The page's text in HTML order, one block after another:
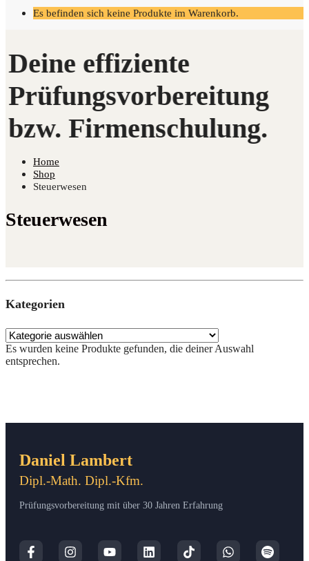
Es befinden sich keine Produkte im Warenkorb.
Home
Shop
Steuerwesen
Steuerwesen
Kate­go­rien
Es wur­den kei­ne Pro­duk­te gefun­den, die dei­ner Aus­wahl
entsprechen.
Daniel Lambert
Dipl.-Math. Dipl.-Kfm.
Prüfungsvorbereitung mit über 30 Jahren Erfahrung